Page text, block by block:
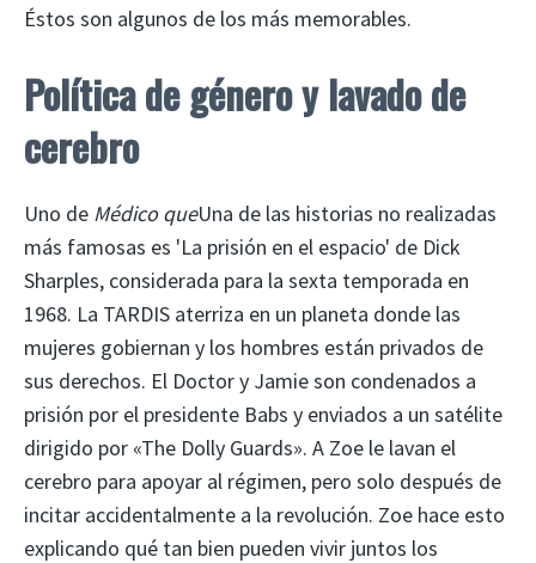
Éstos son algunos de los más memorables.
Política de género y lavado de
cerebro
Uno de Médico queUna de las historias no realizadas
más famosas es 'La prisión en el espacio' de Dick
Sharples, considerada para la sexta temporada en
1968. La TARDIS aterriza en un planeta donde las
mujeres gobiernan y los hombres están privados de
sus derechos. El Doctor y Jamie son condenados a
prisión por el presidente Babs y enviados a un satélite
dirigido por «The Dolly Guards». A Zoe le lavan el
cerebro para apoyar al régimen, pero solo después de
incitar accidentalmente a la revolución. Zoe hace esto
explicando qué tan bien pueden vivir juntos los